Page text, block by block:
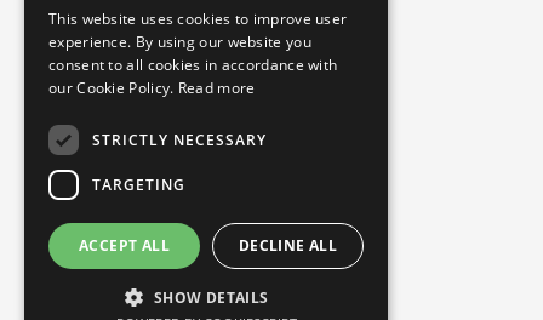
Partita IVA 00420000507
segreteria.annali@sns.it
Accessibilità
Privacy
This website uses cookies to improve user
experience. By using our website you
consent to all cookies in accordance with
our Cookie Policy. Read more
STRICTLY NECESSARY
TARGETING
ACCEPT ALL DECLINE ALL
SHOW DETAILS